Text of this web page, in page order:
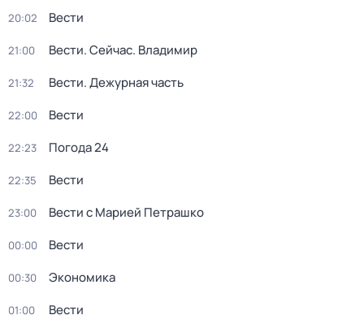
20:02 Вести
21:00 Вести. Сейчас. Владимир
21:32 Вести. Дежурная часть
22:00 Вести
22:23 Погода 24
22:35 Вести
23:00 Вести с Марией Петрашко
00:00 Вести
00:30 Экономика
01:00 Вести